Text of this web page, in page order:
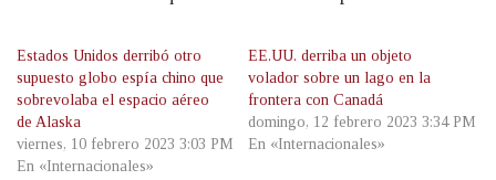
Estados Unidos derribó otro
supuesto globo espía chino que
sobrevolaba el espacio aéreo
de Alaska
viernes, 10 febrero 2023 3:03 PM
En «Internacionales»
EE.UU. derriba un objeto
volador sobre un lago en la
frontera con Canadá
domingo, 12 febrero 2023 3:34 PM
En «Internacionales»